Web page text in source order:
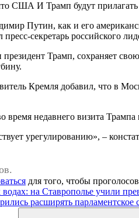
США И Трамп будут
Путин, как и его
пресс-секретарь российского
Трамп, сохраняет
Кремля добавил, что в
время недавнего визита
урегулированию», –
для того, чтобы
на Ставрополье учили
расширять парламентское